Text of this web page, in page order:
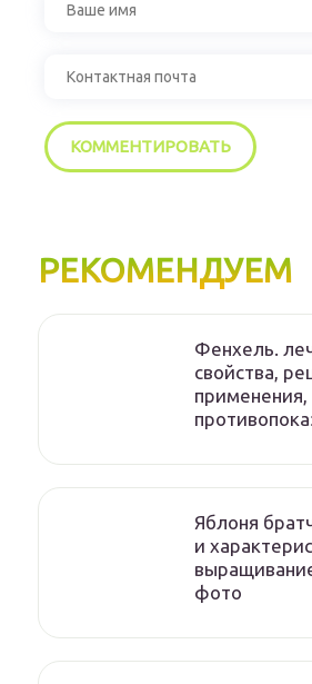
РЕКОМЕНДУЕМ
Фенхель.
свойства,
применения,
Яблоня
и
фото